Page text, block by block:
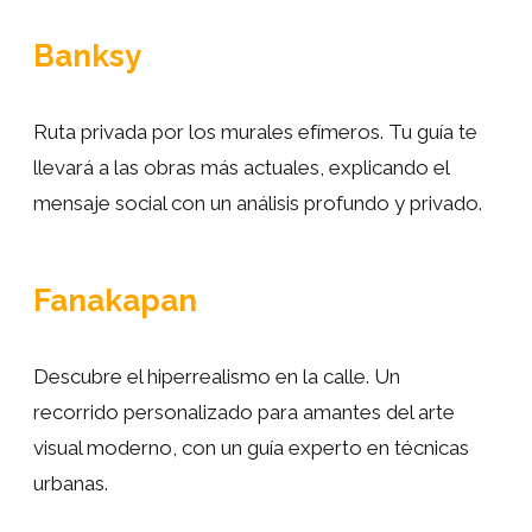
Shoreditch, donde las calles son lienzos y la
creatividad no conoce límites.
Banksy
Ruta privada por los murales efímeros. Tu guía te
llevará a las obras más actuales, explicando el
mensaje social con un análisis profundo y privado.
Fanakapan
Descubre el hiperrealismo en la calle. Un
recorrido personalizado para amantes del arte
visual moderno, con un guía experto en técnicas
urbanas.